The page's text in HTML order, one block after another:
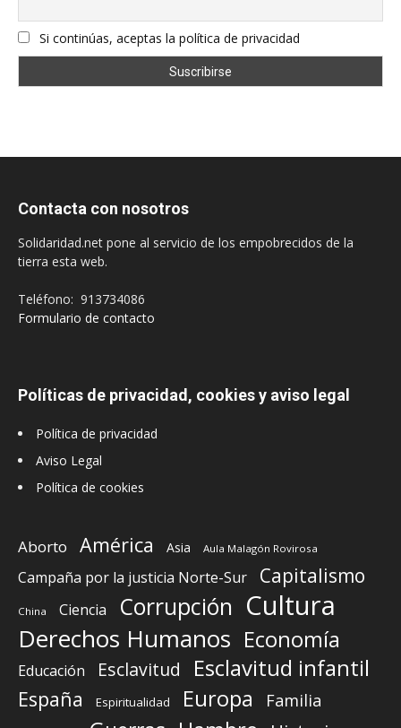
Si continúas, aceptas la política de privacidad
Contacta con nosotros
Solidaridad.net pone al servicio de los empobrecidos de la
tierra esta web.
Teléfono: 913734086
Formulario de contacto
Políticas de privacidad, cookies y aviso legal
Política de privacidad
Aviso Legal
Política de cookies
Aborto América Asia Aula Malagón Rovirosa
Campaña por la justicia Norte-Sur Capitalismo
China Ciencia Corrupción Cultura
Derechos Humanos Economía
Educación Esclavitud Esclavitud infantil
España Espiritualidad Europa Familia